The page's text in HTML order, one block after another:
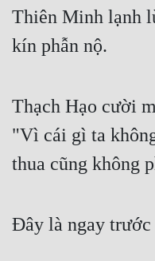
Thiên Minh lạnh
kín phẫn nộ.
Thạch Hạo cười
"Vì cái gì ta
thua cũng không
Đây là ngay trước